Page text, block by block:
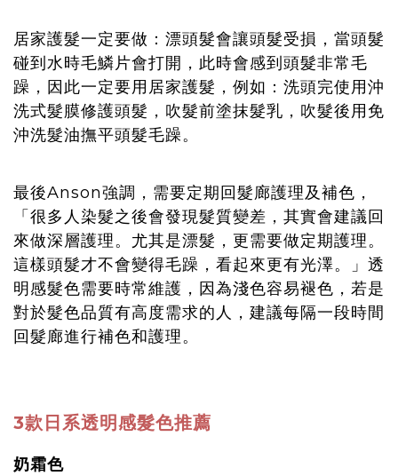
居家護髮一定要做：漂頭髮會讓頭髮受損，當頭髮
碰到水時毛鱗片會打開，此時會感到頭髮非常毛
躁，因此一定要用居家護髮，例如：洗頭完使用沖
洗式髮膜修護頭髮，吹髮前塗抹髮乳，吹髮後用免
沖洗髮油撫平頭髮毛躁。
最後Anson強調，需要定期回髮廊護理及補色，
「很多人染髮之後會發現髮質變差，其實會建議回
來做深層護理。尤其是漂髮，更需要做定期護理。
這樣頭髮才不會變得毛躁，看起來更有光澤。」透
明感髮色需要時常維護，因為淺色容易褪色，若是
對於髮色品質有高度需求的人，建議每隔一段時間
回髮廊進行補色和護理。
3款日系透明感髮色推薦
奶霜色